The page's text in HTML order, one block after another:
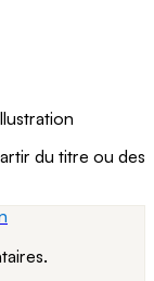
du titre ou des